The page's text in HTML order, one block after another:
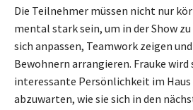
Die Teilnehmer müssen nicht nur
mental stark sein, um in der Show
sich anpassen, Teamwork zeigen
Bewohnern arrangieren. Frauke wird
interessante Persönlichkeit im Haus
abzuwarten, wie sie sich in den